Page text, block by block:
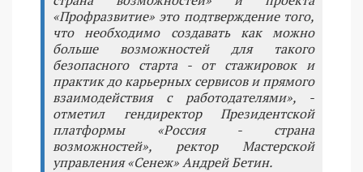
«Профразвитие» это подтверждение того,
что необходимо создавать как можно
больше возможностей для такого
безопасного старта - от стажировок и
практик до карьерных сервисов и прямого
взаимодействия с работодателями», -
отметил гендиректор Президентской
платформы «Россия - страна
возможностей», ректор Мастерской
управления «Сенеж» Андрей Бетин.